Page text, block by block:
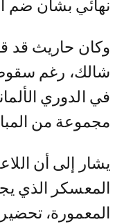
نهائي بشأن ضم
وكان حاريث قد
شالك، رغم سقوط
في الدوري
مجموعة من
يشار إلى أن
المعسكر الذي
المعمورة،